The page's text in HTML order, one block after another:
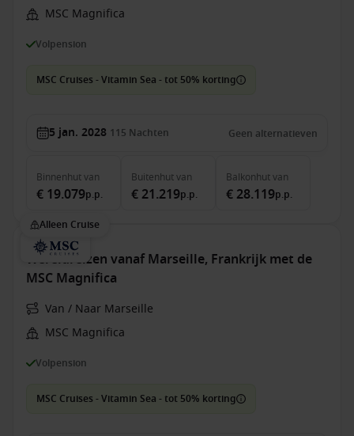
MSC Magnifica
Volpension
MSC Cruises - Vitamin Sea - tot 50% korting
5 jan. 2028 115 Nachten Geen alternatieven
Binnenhutvan
€ 19.079p.p.
Buitenhutvan
€ 21.219p.p.
Balkonhutvan
€ 28.119p.p.
Alleen Cruise
Wereldreizen vanaf Marseille, Frankrijk met de
MSC Magnifica
Van / Naar Marseille
MSC Magnifica
Volpension
MSC Cruises - Vitamin Sea - tot 50% korting